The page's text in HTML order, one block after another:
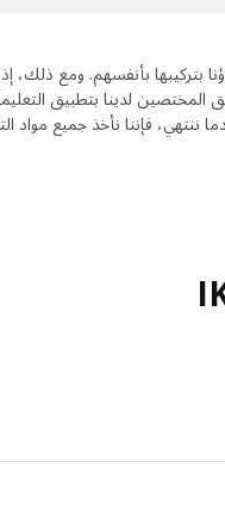
بأنفسهم. ومع ذلك،
لدينا بتطبيق
ننتهي، فإننا نأخذ جميع